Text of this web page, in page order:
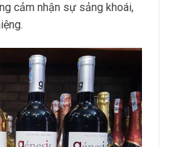
cảm nhận sự sảng khoái,